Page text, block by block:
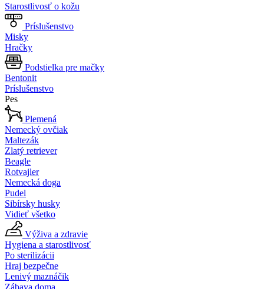
Starostlivosť o kožu
Príslušenstvo
Misky
Hračky
Podstielka pre mačky
Bentonit
Príslušenstvo
Pes
Plemená
Nemecký ovčiak
Maltezák
Zlatý retriever
Beagle
Rotvajler
Nemecká doga
Pudel
Sibírsky husky
Vidieť všetko
Výživa a zdravie
Hygiena a starostlivosť
Po sterilizácii
Hraj bezpečne
Lenivý maznáčik